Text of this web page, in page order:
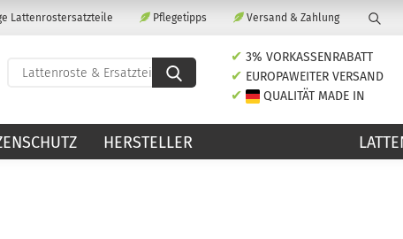
Lattenrostersatzteile Pflegetipps Versand & Zahlung
Lieferland
Passwort
Lattenroste
&
Ersatzteile
✔ 3% VORKASSENRABATT
✔ EUROPAWEITER VERSAND
✔
QUALITÄT MADE IN
HERSTELLER